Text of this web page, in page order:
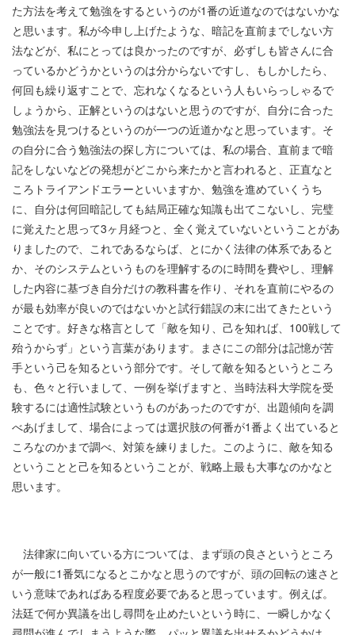
た方法を考えて勉強をするというのが1番の近道なのではないかな
と思います。私が今申し上げたような、暗記を直前までしない方
法などが、私にとっては良かったのですが、必ずしも皆さんに合
っているかどうかというのは分からないですし、もしかしたら、
何回も繰り返すことで、忘れなくなるという人もいらっしゃるで
しょうから、正解というのはないと思うのですが、自分に合った
勉強法を見つけるというのが一つの近道かなと思っています。そ
の自分に合う勉強法の探し方については、私の場合、直前まで暗
記をしないなどの発想がどこから来たかと言われると、正直なと
ころトライアンドエラーといいますか、勉強を進めていくうち
に、自分は何回暗記しても結局正確な知識も出てこないし、完璧
に覚えたと思って3ヶ月経つと、全く覚えていないということがあ
りましたので、これであるならば、とにかく法律の体系であると
か、そのシステムというものを理解するのに時間を費やし、理解
した内容に基づき自分だけの教科書を作り、それを直前にやるの
が最も効率が良いのではないかと試行錯誤の末に出てきたという
ことです。好きな格言として「敵を知り、己を知れば、 100戦して
殆うからず」という言葉があります。まさにこの部分は記憶が苦
手という己を知るという部分です。そして敵を知るというところ
も、色々と行いまして、一例を挙げますと、当時法科大学院を受
験するには適性試験というものがあったのですが、出題傾向を調
べあげまして、場合によっては選択肢の何番が1番よく出ていると
ころなのかまで調べ、対策を練りました。このように、敵を知る
ということと己を知るということが、戦略上最も大事なのかなと
思います。
法律家に向いている方については、まず頭の良さというところ
が一般に1番気になるとこかなと思うのですが、頭の回転の速さと
いう意味であればある程度必要であると思っています。例えば。
法廷で何か異議を出し尋問を止めたいという時に、一瞬しかなく